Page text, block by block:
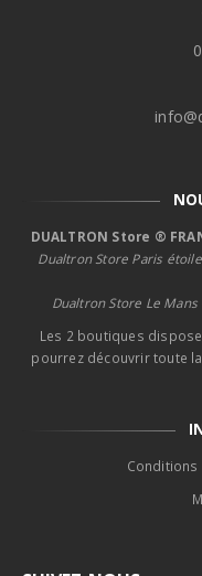
DUALTRON Store ®
Dualtron Store Paris étoile
Dualtron Store Le Mans
Les 2 boutiques
pourrez découvrir toute
Conditions